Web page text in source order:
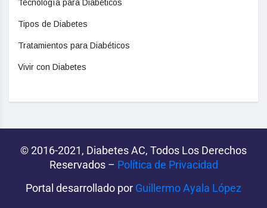
Tecnología para Diabéticos
Tipos de Diabetes
Tratamientos para Diabéticos
Vivir con Diabetes
© 2016-2021, Diabetes AC, Todos Los Derechos
Reservados – Política de Privacidad‌­
Portal desarrollado por Guillermo Ayala López